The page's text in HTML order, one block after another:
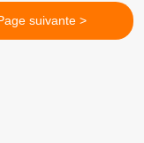
suivante >